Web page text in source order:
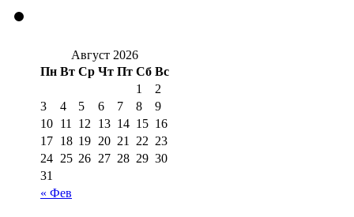
Август 2026
Пн Вт Ср Чт Пт Сб Вс
« Фев
1
2
3
4 5 6 7 8
9
10 11 12 13 14 15 16
17 18 19 20 21 22 23
24 25 26 27 28 29 30
31